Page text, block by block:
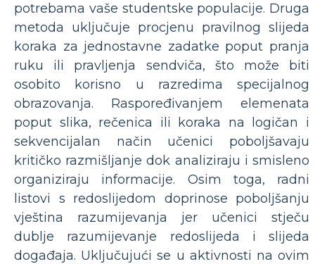
potrebama vaše studentske populacije. Druga
metoda uključuje procjenu pravilnog slijeda
koraka za jednostavne zadatke poput pranja
ruku ili pravljenja sendviča, što može biti
osobito korisno u razredima specijalnog
obrazovanja. Raspoređivanjem elemenata
poput slika, rečenica ili koraka na logičan i
sekvencijalan način učenici poboljšavaju
kritičko razmišljanje dok analiziraju i smisleno
organiziraju informacije. Osim toga, radni
listovi s redoslijedom doprinose poboljšanju
vještina razumijevanja jer učenici stječu
dublje razumijevanje redoslijeda i slijeda
događaja. Uključujući se u aktivnosti na ovim